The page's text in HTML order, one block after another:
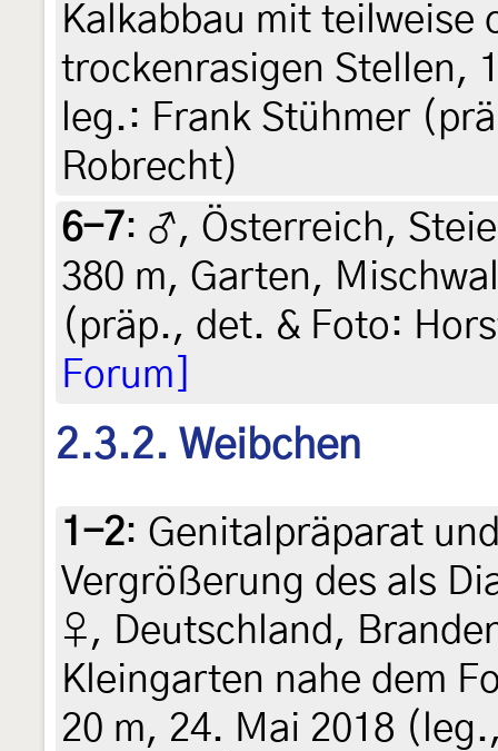
Kalkabbau mit teilweise
trockenrasigen Stellen,
leg.: Frank Stühmer
Robrecht)
6-7: ♂, Österreich,
380 m, Garten,
(präp., det. & Foto:
Forum]
2.3.2. Weibchen
1-2: Genitalpräparat
Vergrößerung des als
♀, Deutschland,
Kleingarten nahe dem
20 m, 24. Mai 2018